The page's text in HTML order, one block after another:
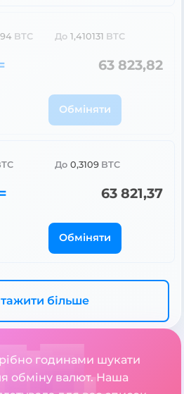
BTC До 1,410131 BTC
63 823,82
Обміняти
До 0,3109 BTC
= 63 821,37
Обміняти
більше
годинами шукати
обміну валют. Наша